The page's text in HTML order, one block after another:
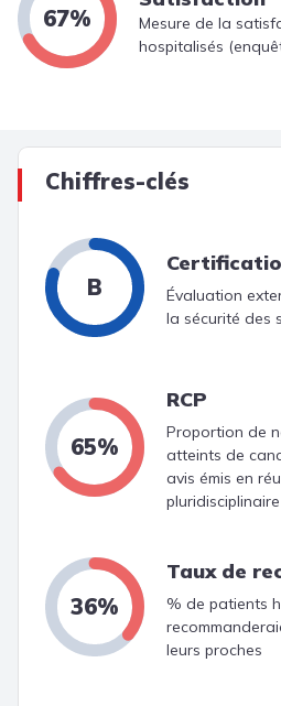
67%
Mesure de la
hospitalisés
Chiffres-clés
B
Évaluation
la sécurité des
65%
RCP
Proportion de
atteints de
avis émis en
pluridisciplinaire
36%
Taux de
% de patients
leurs proches